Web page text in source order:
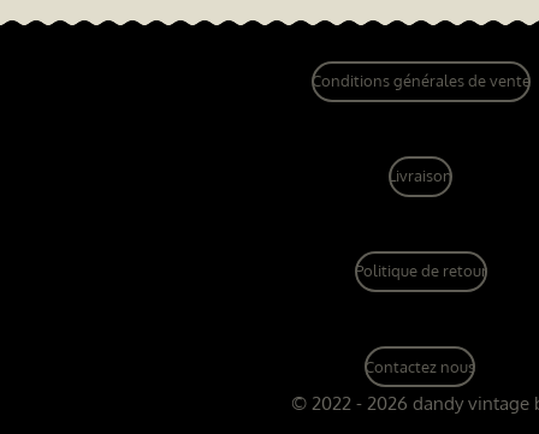
Conditions générales de vente
Livraison
Politique de retour
Contactez nous
© 2022 - 2026 dandy vintage